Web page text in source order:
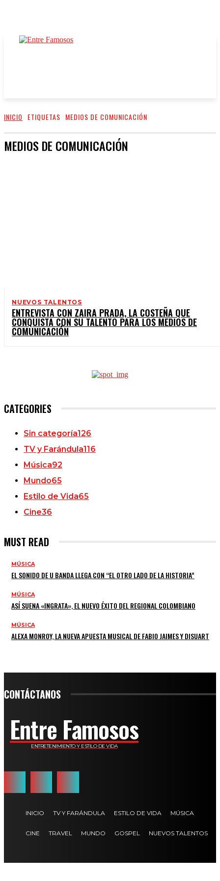
INICIO ETIQUETAS MEDIOS DE COMUNICACIÓN
MEDIOS DE COMUNICACIÓN
NUEVOS TALENTOS
ENTREVISTA CON ZAIRA PRADA, LA COSTEÑA QUE
CONQUISTA CON SU TALENTO PARA LOS MEDIOS DE
COMUNICACIÓN
CATEGORIES
Sin categoría126
TV y Farándula116
Música92
Mundo65
Estilo de Vida65
Cine36
MUST READ
MÚSICA
EL SONIDO DE U BANDA LLEGA CON “EL OTRO LADO DE LA HISTORIA”
MÚSICA
ASÍ SUENA «INGRATA», EL NUEVO ÉXITO DEL REGIONAL COLOMBIANO
MÚSICA
ALEXA MONROY, LA NUEVA APUESTA MUSICAL DE FABIO JAIMES Y DISUART
CONTÁCTANOS
Entre Famosos
ENTRETENIMIENTO Y ESTILO DE VIDA
INICIO TV Y FARÁNDULA ESTILO DE VIDA MÚSICA
CINE TRAVEL MUNDO GOSPEL NUEVOS TALENTOS